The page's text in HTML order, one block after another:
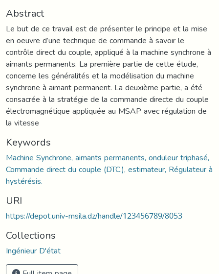
Abstract
Le but de ce travail est de présenter le principe et la mise
en oeuvre d’une technique de commande à savoir le
contrôle direct du couple, appliqué à la machine synchrone à
aimants permanents. La première partie de cette étude,
concerne les généralités et la modélisation du machine
synchrone à aimant permanent. La deuxième partie, a été
consacrée à la stratégie de la commande directe du couple
électromagnétique appliquée au MSAP avec régulation de
la vitesse
Keywords
Machine Synchrone, aimants permanents, onduleur triphasé,
Commande direct du couple (DTC.), estimateur, Régulateur à
hystérésis.
URI
https://depot.univ-msila.dz/handle/123456789/8053
Collections
Ingénieur D'état